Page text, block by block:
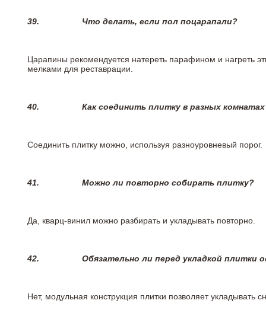
39. Что делать, если пол поцарапали?
Царапины рекомендуется натереть парафином и нагреть
мелками для реставрации.
40. Как соединить плитку в разных
Соединить плитку можно, используя разноуровневый порог.
41. Можно ли повторно собирать плитку?
Да, кварц-винил можно разбирать и укладывать повторно.
42. Обязательно ли перед укладкой плитки
Нет, модульная конструкция плитки позволяет